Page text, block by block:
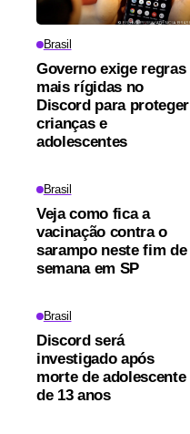
Brasil
Governo exige regras
mais rígidas no
Discord para proteger
crianças e
adolescentes
Brasil
Veja como fica a
vacinação contra o
sarampo neste fim de
semana em SP
Brasil
Discord será
investigado após
morte de adolescente
de 13 anos